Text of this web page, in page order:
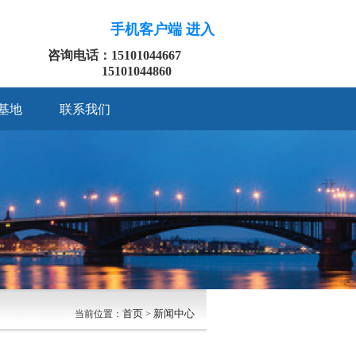
手机客户端 进入
咨询电话：15101044667
15101044860
地 联系我们
当前位置： 首页 > 新闻中心